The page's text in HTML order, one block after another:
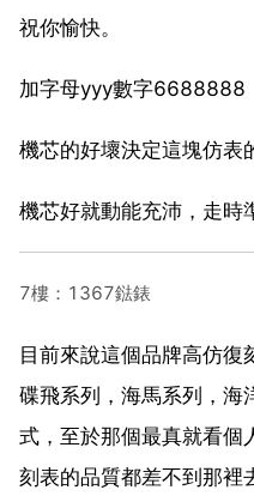
祝你愉快。
加字母yyy數字6688888
機芯的好壞決定這塊仿表
機芯好就動能充沛，走時
7樓：1367鍅錶
目前來說這個品牌高仿復
碟飛系列，海馬系列，海
式，至於那個最真就看個
刻表的品質都差不到那裡